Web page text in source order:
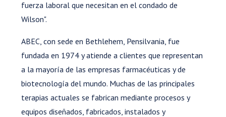
fuerza laboral que necesitan en el condado de
Wilson".
ABEC, con sede en Bethlehem, Pensilvania, fue
fundada en 1974 y atiende a clientes que representan
a la mayoría de las empresas farmacéuticas y de
biotecnología del mundo. Muchas de las principales
terapias actuales se fabrican mediante procesos y
equipos diseñados, fabricados, instalados y